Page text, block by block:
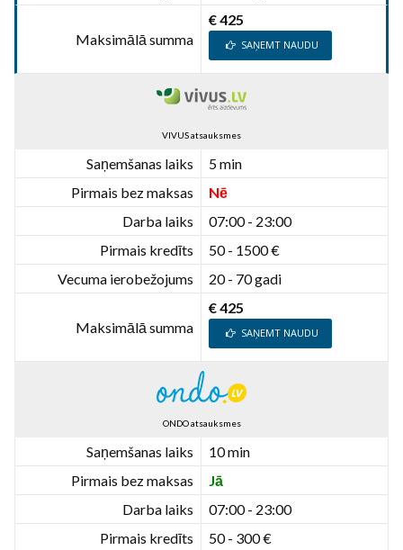
Maksimālā summa
€ 425
SAŅEMT NAUDU
VIVUS atsauksmes
Saņemšanas laiks
5 min
Pirmais bez maksas
Nē
Darba laiks
07:00 - 23:00
Pirmais kredīts
50 - 1500 €
Vecuma ierobežojums
20 - 70 gadi
Maksimālā summa
€ 425
SAŅEMT NAUDU
ONDO atsauksmes
Saņemšanas laiks
10 min
Pirmais bez maksas
Jā
Darba laiks
07:00 - 23:00
Pirmais kredīts
50 - 300 €